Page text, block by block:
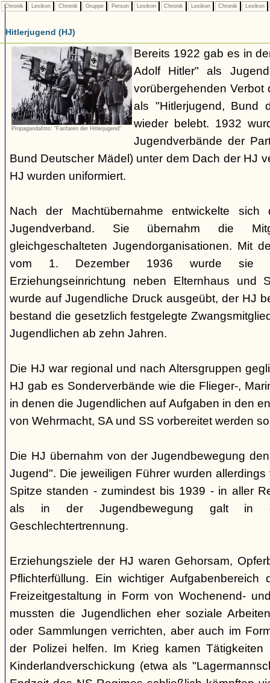
Chronik Lexikon Chronik Gruppe Person Lexikon Chronik Lexikon Chronik Lexikon
Hitlerjugend (HJ)
Propagandafoto: "Fanfaren der Hitlerjugend"
Bereits 1922 gab es in
Adolf Hitler" als
vorübergehenden Verbot
als "Hitlerjugend, Bund
wieder belebt. 1932
Jugendverbände der
Bund Deutscher Mädel) unter dem Dach der HJ
HJ wurden uniformiert.
Nach der Machtübernahme entwickelte
Jugendverband. Sie übernahm die
gleichgeschalteten Jugendorganisationen. Mit
vom 1. Dezember 1936 wurde sie
Erziehungseinrichtung neben Elternhaus und
wurde auf Jugendliche Druck ausgeübt, der HJ
bestand die gesetzlich festgelegte
Jugendlichen ab zehn Jahren.
Die HJ war regional und nach Altersgruppen
HJ gab es Sonderverbände wie die Flieger-,
in denen die Jugendlichen auf Aufgaben in den
von Wehrmacht, SA und SS vorbereitet werden
Die HJ übernahm von der Jugendbewegung
Jugend". Die jeweiligen Führer wurden
Spitze standen - zumindest bis 1939 - in aller
als in der Jugendbewegung galt in
Geschlechtertrennung.
Erziehungsziele der HJ waren Gehorsam,
Pflichterfüllung. Ein wichtiger
Freizeitgestaltung in Form von Wochenend-
mussten die Jugendlichen eher soziale
oder Sammlungen verrichten, aber auch im
der Polizei helfen. Im Krieg kamen
Kinderlandverschickung (etwa als